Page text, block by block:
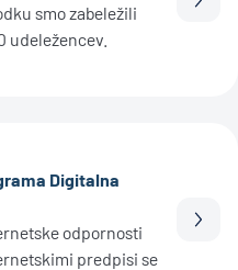
smo zabeležili
udeležencev.
Digitalna
odpornosti
predpisi se